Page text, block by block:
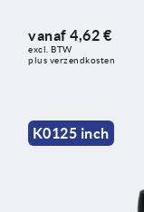
vanaf 4,62 €
excl. BTW
plus verzendkosten
K0125 inch